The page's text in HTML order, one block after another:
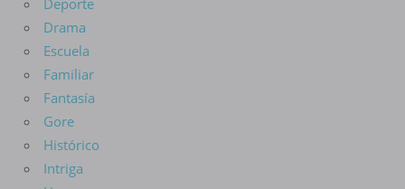
Deporte
Drama
Escuela
Familiar
Fantasía
Gore
Histórico
Intriga